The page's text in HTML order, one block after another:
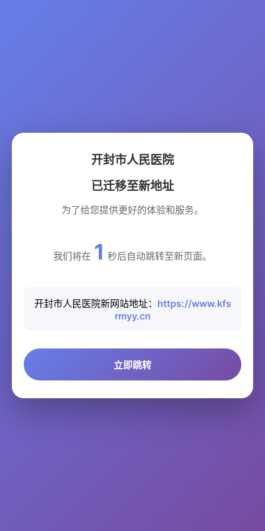
开封市人民医院
已迁移至新地址
为了给您提供更好的体验和服务。
我们将在 1 秒后自动跳转至新页面。
开封市人民医院新网站地址： https://www.kfs
rmyy.cn
立即跳转